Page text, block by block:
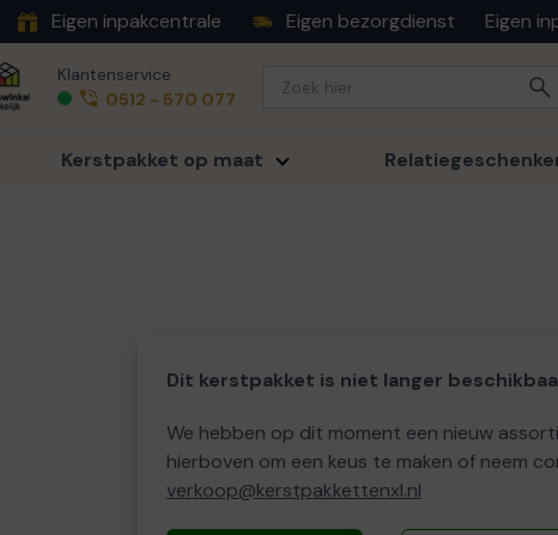
Eigen inpakcentrale Eigen bezorgdienst Eigen
Klantenservice
0512 - 570 077
Kerstpakket op maat
Dit kerstpakket is niet langer
We hebben op dit moment een nieuw
hierboven om een keus te maken of neem
verkoop@kerstpakkettenxl.nl